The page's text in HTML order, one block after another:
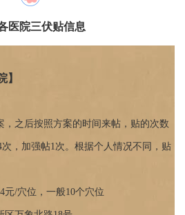
医院三伏贴信息
】
，之后按照方案的时间来帖，贴的次数
，加强帖1次。根据个人情况不同，贴
元/穴位，一般10个穴位